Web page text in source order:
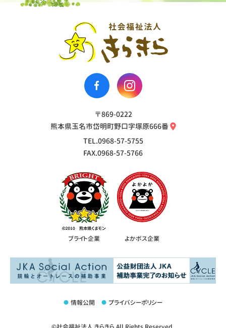
〒869-0222
熊本県玉名市岱明町野口字塚原666番
TEL.0968-57-5755
FAX.0968-57-5766
ブライト企業 よかボス企業
情報公開 プライバシーポリシー